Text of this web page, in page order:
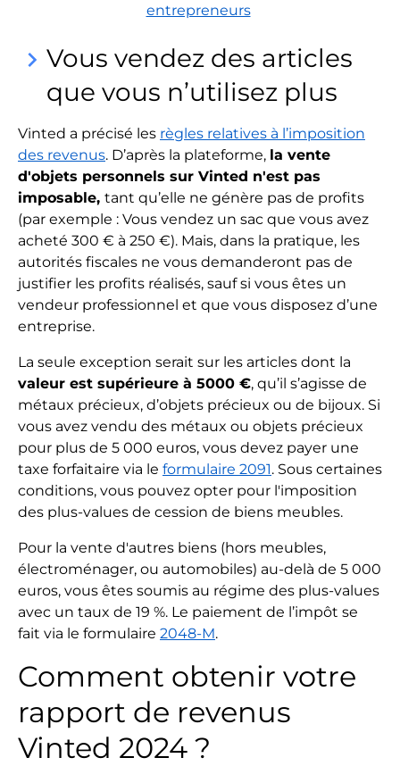
entrepreneurs
keyboard_arrow_right Vous vendez des articles
que vous n’utilisez plus
Vinted a précisé les règles relatives à l’imposition
des revenus. D’après la plateforme, la vente
d'objets personnels sur Vinted n'est pas
imposable, tant qu’elle ne génère pas de profits
(par exemple : Vous vendez un sac que vous avez
acheté 300 € à 250 €). Mais, dans la pratique, les
autorités fiscales ne vous demanderont pas de
justifier les profits réalisés, sauf si vous êtes un
vendeur professionnel et que vous disposez d’une
entreprise.
La seule exception serait sur les articles dont la
valeur est supérieure à 5000 €, qu’il s’agisse de
métaux précieux, d’objets précieux ou de bijoux. Si
vous avez vendu des métaux ou objets précieux
pour plus de 5 000 euros, vous devez payer une
taxe forfaitaire via le formulaire 2091. Sous certaines
conditions, vous pouvez opter pour l'imposition
des plus-values de cession de biens meubles.
Pour la vente d'autres biens (hors meubles,
électroménager, ou automobiles) au-delà de 5 000
euros, vous êtes soumis au régime des plus-values
avec un taux de 19 %. Le paiement de l’impôt se
fait via le formulaire 2048-M.
Comment obtenir votre
rapport de revenus
Vinted 2024 ?